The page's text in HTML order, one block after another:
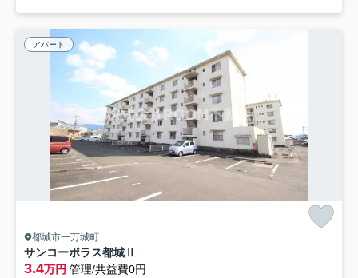
アパート
都城市一万城町
サンコーポラス都城Ⅱ
3.4万円 管理/共益費0円